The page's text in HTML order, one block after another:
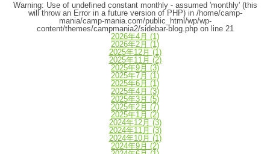
Warning: Use of undefined constant monthly - assumed 'monthly' (this
will throw an Error in a future version of PHP) in /home/camp-
mania/camp-mania.com/public_html/wp/wp-
content/themes/campmania2/sidebar-blog.phpon line 21
2026年4月 (1)
2026年2月 (1)
2025年12月 (1)
2025年11月 (2)
2025年9月 (3)
2025年7月 (1)
2025年6月 (1)
2025年4月 (3)
2025年3月 (5)
2025年2月 (7)
2025年1月 (2)
2024年12月 (3)
2024年11月 (3)
2024年10月 (1)
2024年9月 (2)